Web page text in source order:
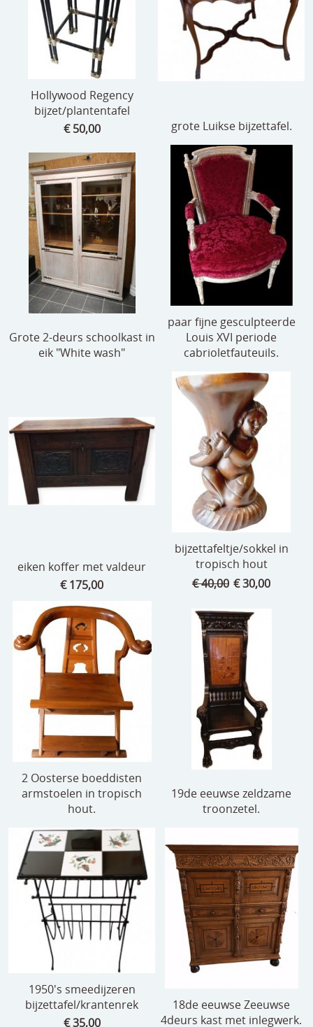
Hollywood Regency
bijzet/plantentafel
€ 50,00
grote Luikse bijzettafel.
Grote 2-deurs schoolkast in
eik "White wash"
paar fijne gesculpteerde
Louis XVI periode
cabrioletfauteuils.
eiken koffer met valdeur
€ 175,00
bijzettafeltje/sokkel in
tropisch hout
€ 40,00 € 30,00
2 Oosterse boeddisten
armstoelen in tropisch
hout.
19de eeuwse zeldzame
troonzetel.
1950's smeedijzeren
bijzettafel/krantenrek
€ 35,00
18de eeuwse Zeeuwse
4deurs kast met inlegwerk.